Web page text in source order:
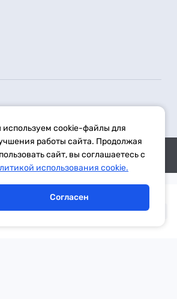
от 21.11.2014 выдано Федеральной
cookie-файлы для
работы сайта. Продолжая
сайт, вы соглашаетесь с
использования cookie.
Согласен